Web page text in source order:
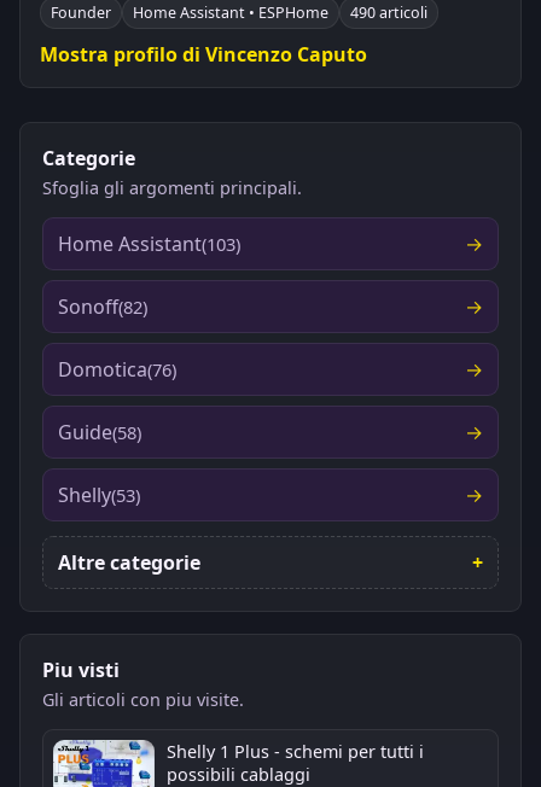
Founder Home Assistant • ESPHome 490 articoli
Mostra profilo di Vincenzo Caputo
Categorie
Sfoglia gli argomenti principali.
Home Assistant(103)
Sonoff(82)
Domotica(76)
Guide(58)
Shelly(53)
Altre categorie
Piu visti
Gli articoli con piu visite.
Shelly 1 Plus - schemi per tutti i
possibili cablaggi